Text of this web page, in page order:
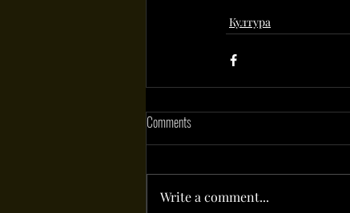
Култура
Comments
Write a comment...